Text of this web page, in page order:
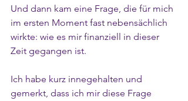
Und dann kam eine Frage, die für mich
im ersten Moment fast nebensächlich
wirkte: wie es mir finanziell in dieser
Zeit gegangen ist.
Ich habe kurz innegehalten und
gemerkt, dass ich mir diese Frage